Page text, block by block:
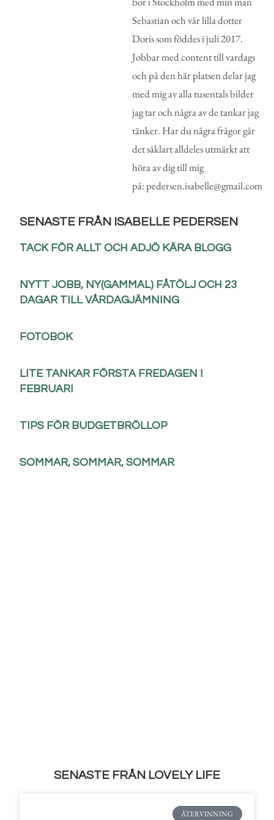
Sebastian och vår lilla dotter
Doris som föddes i juli 2017.
Jobbar med content till vardags
och på den här platsen delar jag
med mig av alla tusentals bilder
jag tar och några av de tankar jag
tänker. Har du några frågor går
det såklart alldeles utmärkt att
höra av dig till mig
på: pedersen.isabelle@gmail.com
SENASTE FRÅN ISABELLE PEDERSEN
TACK FÖR ALLT OCH ADJÖ KÄRA BLOGG
NYTT JOBB, NY(GAMMAL) FÅTÖLJ OCH 23
DAGAR TILL VÅRDAGJÄMNING
FOTOBOK
LITE TANKAR FÖRSTA FREDAGEN I
FEBRUARI
TIPS FÖR BUDGETBRÖLLOP
SOMMAR, SOMMAR, SOMMAR
SENASTE FRÅN LOVELY LIFE
ÅTERVINNING